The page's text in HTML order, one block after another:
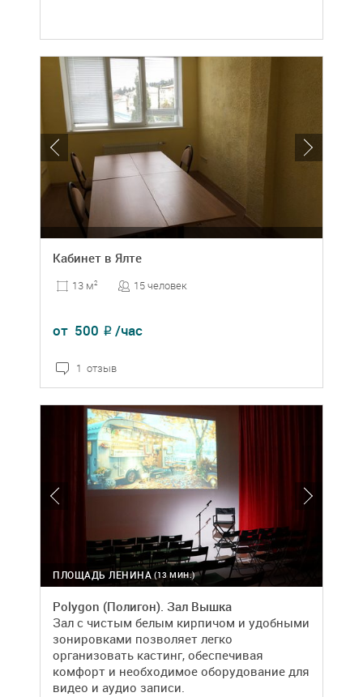
Кабинет в Ялте
13 м2 15 человек
от 500 ₽ /час
1 отзыв
(13 МИН.)
ПЛОЩАДЬ ЛЕНИНА
Polygon (Полигон). Зал Вышка
Зал с чистым белым кирпичом и удобными
зонировками позволяет легко
организовать кастинг, обеспечивая
комфорт и необходимое оборудование для
видео и аудио записи.